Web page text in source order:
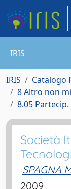
IRIS
IRIS
Catalogo
8 Altro non
8.05
Società
SPAGNA
2009